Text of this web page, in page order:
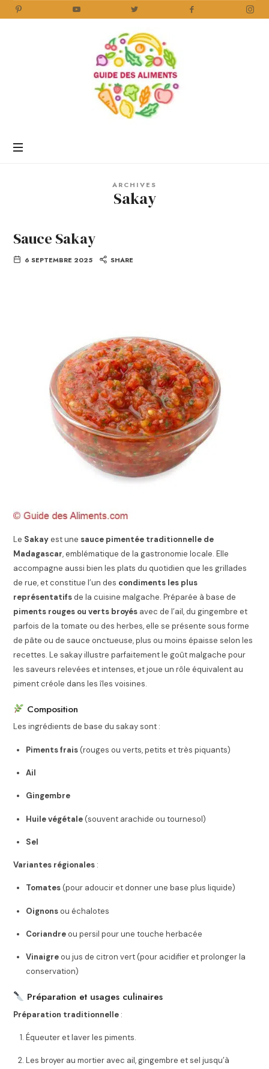
Aliments
ARCHIVES
Sakay
Sauce Sakay
6 SEPTEMBRE 2025 SHARE
Le Sakayest une sauce pimentée traditionnelle de
Madagascar, emblématique de la gastronomie locale. Elle
accompagne aussi bien les plats du quotidien que les grillades
de rue, et constitue l’un des condiments les plus
représentatifsde la cuisine malgache. Préparée à base de
piments rouges ou verts broyés avec de l’ail, du gingembre et
parfois de la tomate ou des herbes, elle se présente sous forme
de pâte ou de sauce onctueuse, plus ou moins épaisse selon les
recettes. Le sakay illustre parfaitement le goût malgache pour
les saveurs relevées et intenses, et joue un rôle équivalent au
piment créole dans les îles voisines.
Composition
Les ingrédients de base du sakay sont :
Piments frais(rouges ou verts, petits et très piquants)
Ail
Gingembre
Huile végétale(souvent arachide ou tournesol)
Sel
Variantes régionales :
Tomates(pour adoucir et donner une base plus liquide)
Oignonsou échalotes
Coriandreou persil pour une touche herbacée
Vinaigreou jus de citron vert (pour acidifier et prolonger la
conservation)
Préparation et usages culinaires
Préparation traditionnelle :
Équeuter et laver les piments.
Les broyer au mortier avec ail, gingembre et sel jusqu’à